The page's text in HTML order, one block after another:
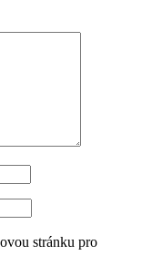
stránku pro